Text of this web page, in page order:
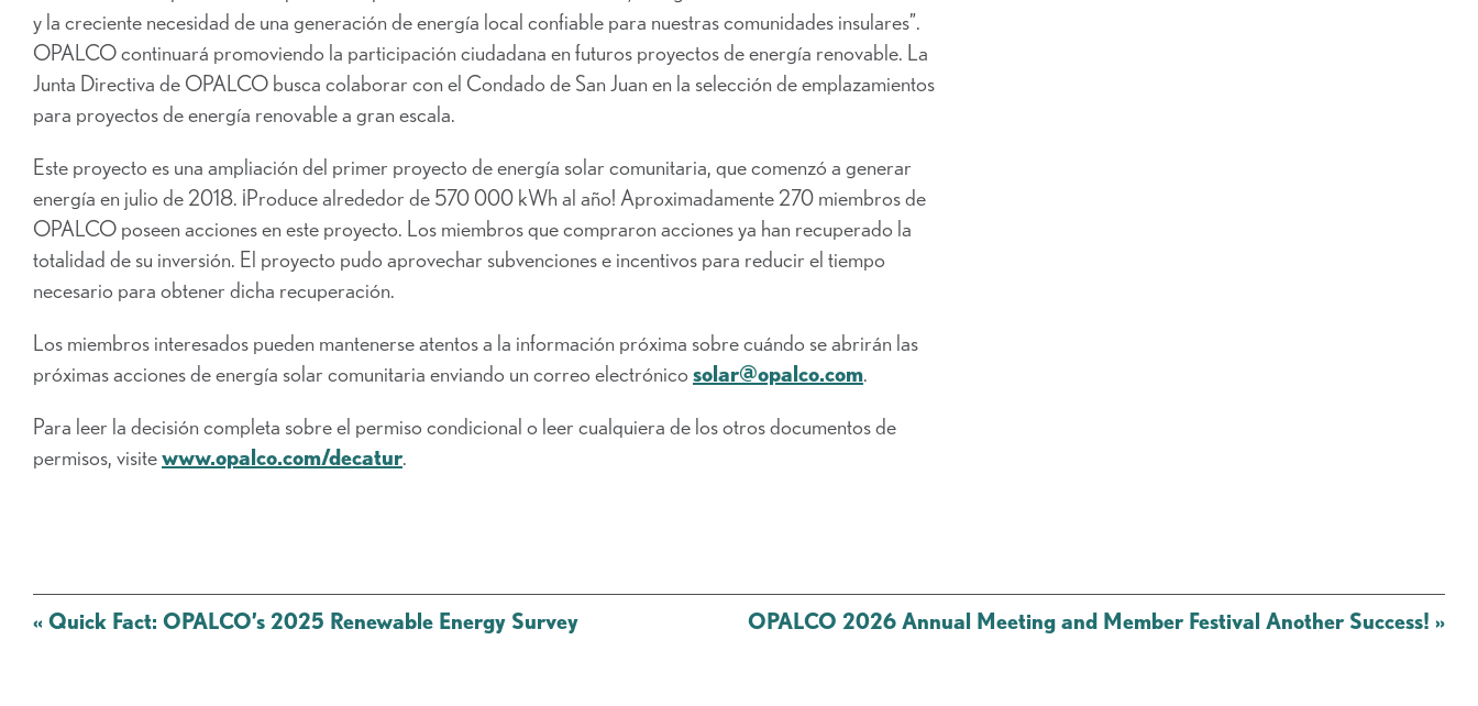
y la creciente necesidad de una generación de energía local confiable para nuestras comunidades insulares”.
OPALCO continuará promoviendo la participación ciudadana en futuros proyectos de energía renovable. La
Junta Directiva de OPALCO busca colaborar con el Condado de San Juan en la selección de emplazamientos
para proyectos de energía renovable a gran escala.
Este proyecto es una ampliación del primer proyecto de energía solar comunitaria, que comenzó a generar
energía en julio de 2018. ¡Produce alrededor de 570 000 kWh al año! Aproximadamente 270 miembros de
OPALCO poseen acciones en este proyecto. Los miembros que compraron acciones ya han recuperado la
totalidad de su inversión. El proyecto pudo aprovechar subvenciones e incentivos para reducir el tiempo
necesario para obtener dicha recuperación.
Los miembros interesados pueden mantenerse atentos a la información próxima sobre cuándo se abrirán las
próximas acciones de energía solar comunitaria enviando un correo electrónico solar@opalco.com.
Para leer la decisión completa sobre el permiso condicional o leer cualquiera de los otros documentos de
permisos, visitewww.opalco.com/decatur.
Mensaje
« Quick Fact: OPALCO’s 2025 Renewable Energy Survey OPALCO 2026 Annual Meeting and Member Festival Another Success! »